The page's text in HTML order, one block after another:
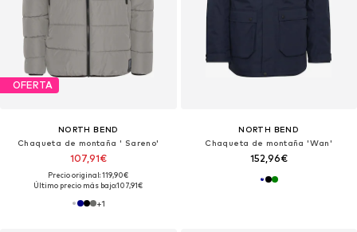
OFERTA
NORTH BEND
Chaqueta de montaña ' Sareno'
107,91€
Precio original: 119,90€
Último precio más bajo:107,91€
+1
NORTH BEND
Chaqueta de montaña 'Wan'
152,96€